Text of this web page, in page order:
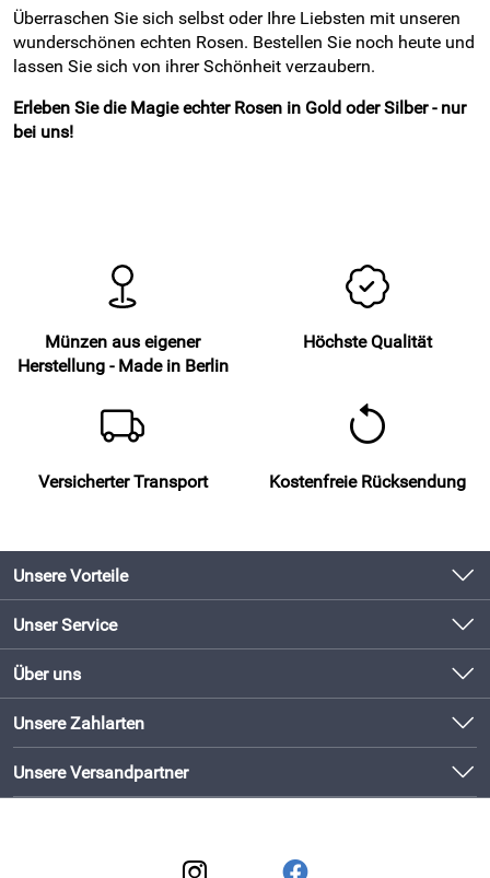
Überraschen Sie sich selbst oder Ihre Liebsten mit unseren
wunderschönen echten Rosen. Bestellen Sie noch heute und
lassen Sie sich von ihrer Schönheit verzaubern.
Erleben Sie die Magie echter Rosen in Gold oder Silber - nur
bei uns!
Münzen aus eigener
Herstellung - Made in Berlin
Höchste Qualität
Versicherter Transport Kostenfreie Rücksendung
Unsere Vorteile
Produkte original und direkt vom Hersteller
Bewährte Qualität
Bestellen und direkt beim Hersteller abholen!
Unser Service
Kontakt
Newsletter
Lieferbedingungen
Kundenlogin
Über uns
Unsere Bestseller
Neu
Unsere Zahlarten
Unsere Versandpartner